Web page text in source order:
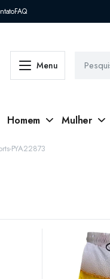
FAQ
Menu
Homem Mulher
PYA22873